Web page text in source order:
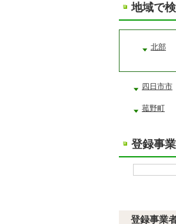
地域で
北部
四日市市
菰野町
登録事
登録事業